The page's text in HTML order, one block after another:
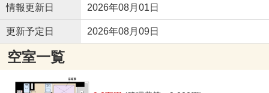
情報更新日 2026年08月01日
更新予定日 2026年08月09日
空室一覧